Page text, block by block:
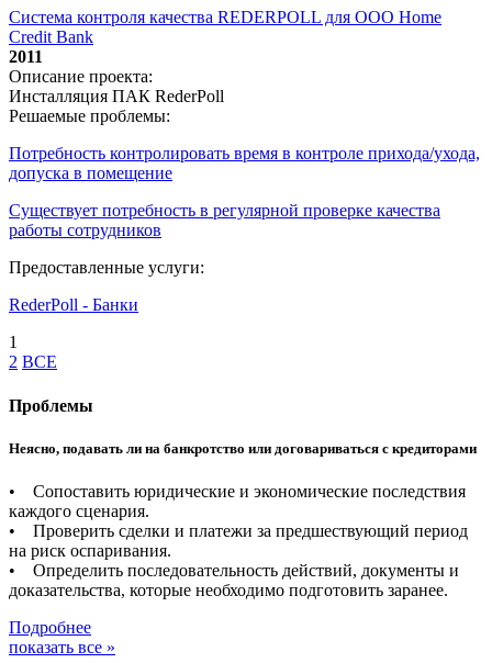
Система контроля качества REDERPOLL для ООО Home
Credit Bank
2011
Описание проекта:
Инсталляция ПАК RederPoll
Решаемые проблемы:
Потребность контролировать время в контроле прихода/ухода,
допуска в помещение
Существует потребность в регулярной проверке качества
работы сотрудников
Предоставленные услуги:
RederPoll - Банки
1
2 ВСЕ
Проблемы
Неясно, подавать ли на банкротство или договариваться с кредиторами
• Сопоставить юридические и экономические последствия
каждого сценария.
• Проверить сделки и платежи за предшествующий период
на риск оспаривания.
• Определить последовательность действий, документы и
доказательства, которые необходимо подготовить заранее.
Подробнее
показать все »